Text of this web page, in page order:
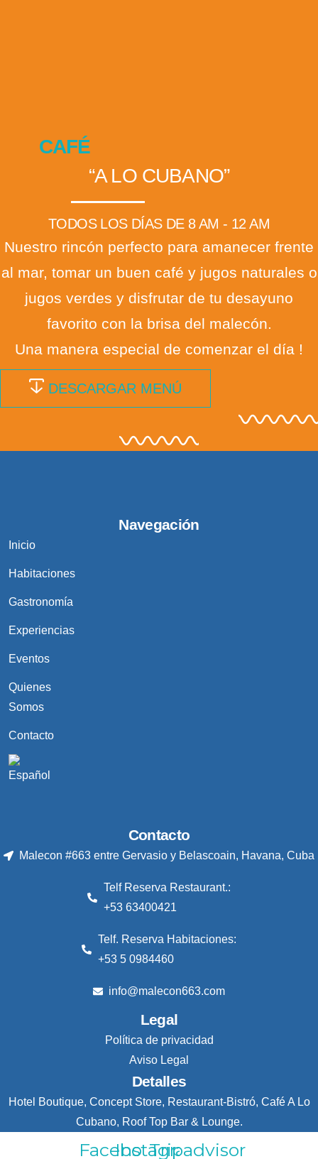
CAFÉ
“A LO CUBANO”
TODOS LOS DÍAS DE 8 AM - 12 AM
Nuestro rincón perfecto para amanecer frente
al mar, tomar un buen café y jugos naturales o
jugos verdes y disfrutar de tu desayuno
favorito con la brisa del malecón.
Una manera especial de comenzar el día !
DESCARGAR MENÚ
Navegación
Inicio
Habitaciones
Gastronomía
Experiencias
Eventos
Quienes
Somos
Contacto
Contacto
Malecon #663 entre Gervasio y Belascoain, Havana, Cuba
Telf Reserva Restaurant.:
+53 63400421
Telf. Reserva Habitaciones:
+53 5 0984460
info@malecon663.com
Legal
Política de privacidad
Aviso Legal
Detalles
Hotel Boutique, Concept Store, Restaurant-Bistró, Café A Lo
Cubano, Roof Top Bar & Lounge.
Facebook
Instagram
Tripadvisor